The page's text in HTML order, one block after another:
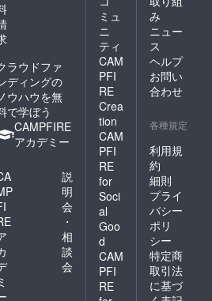
ラウドファ
ディングの
ウハウを無
で学ぼう
CAMPFIRE
アカデミー
説
明
会
・
相
談
会
ミュ
ニ
ティ
CAM
PFI
RE
Crea
tion
CAM
PFI
RE
for
Soci
al
Goo
d
CAM
PFI
RE
み
ニュー
ス
ヘルプ
お問い
合わせ
各種規定
利用規
約
細則
プライ
バシー
ポリ
シー
特定商
取引法
に基づ